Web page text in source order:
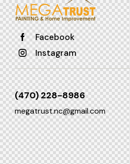
Facebook
Instagram
(470) 228-8986
megatrust.nc@gmail.com